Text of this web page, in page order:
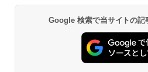
Google 検索で当サイトの記